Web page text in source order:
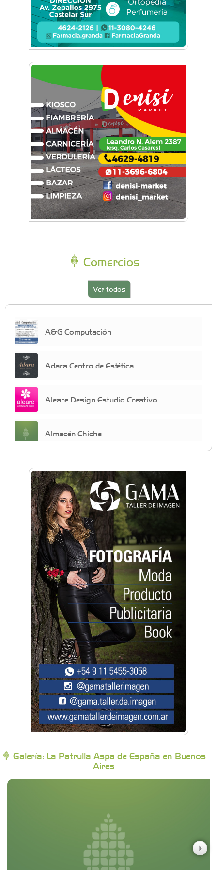
Comercios
Ver todos
A&G Computación
Adara Centro de Estética
Aleare Design Estudio Creativo
Almacén Chiche
crecimiento personal
Arq. Horacio Alejandro Sánchez
Artística ApasionArte
Artística Catalina
Artística Veral
BAIC Ramos Mejía
Brisé Estudio de Danzas
Buenos Aires Equipar
Campoy Federik - Productores Asesores de
Seguros
Galería: La Patrulla Aspa de España en Buenos
Aires